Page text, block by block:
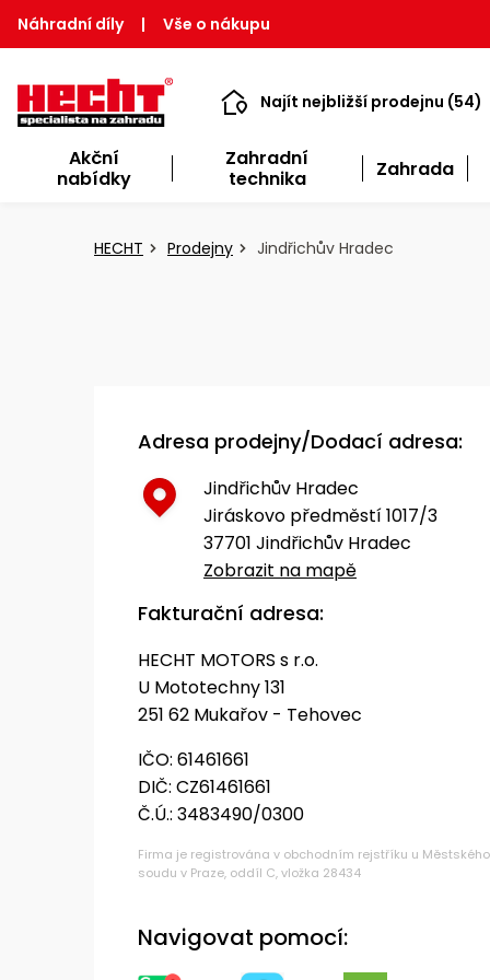
Náhradní díly | Vše o nákupu
Najít nejbližší prodejnu (54)
Akční
nabídky
Zahradní
technika
Zahrada
HECHT Prodejny Jindřichův Hradec
Adresa prodejny/Dodací adresa:
Jindřichův Hradec
Jiráskovo předměstí 1017/3
37701 Jindřichův Hradec
Zobrazit na mapě
Fakturační adresa:
HECHT MOTORS s r.o.
U Mototechny 131
251 62 Mukařov - Tehovec
IČO: 61461661
DIČ: CZ61461661
Č.Ú.: 3483490/0300
Firma je registrována v obchodním rejstříku u Městského
soudu v Praze, oddíl C, vložka 28434
Navigovat pomocí: